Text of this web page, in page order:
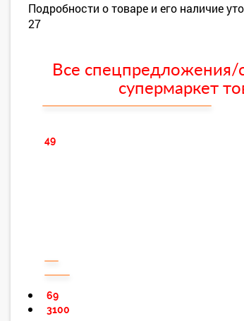
Подробности о товаре и его наличие
27
Все спецпредложения/
супермаркет
49
69
3100